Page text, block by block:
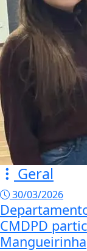
Geral
30/03/2026
CMDPD
Mangueirinha